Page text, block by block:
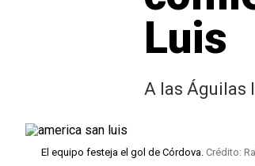
Luis
A las Águilas
El equipo festeja el gol de Córdova. Crédito: